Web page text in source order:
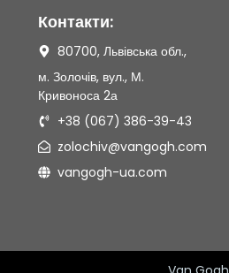
Контакти:
80700, Львівська обл.,
м. Золочів, вул., М.
Кривоноса 2а
+38 (067) 386-39-43
zolochiv@vangogh.com
vangogh-ua.com